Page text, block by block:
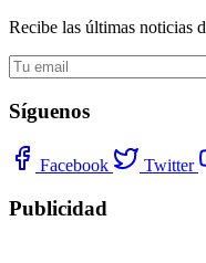
Recibe las últimas noticias
Síguenos
Facebook Twitter
Publicidad